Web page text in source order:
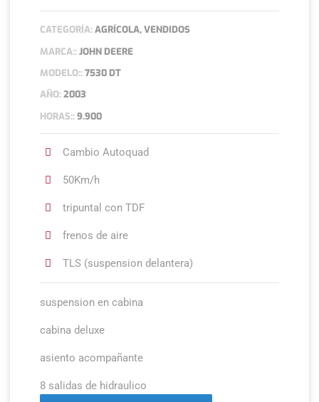
CATEGORÍA:AGRÍCOLA, VENDIDOS
MARCA::JOHN DEERE
MODELO::7530 DT
AÑO:2003
HORAS::9.900
Cambio Autoquad
50Km/h
tripuntal con TDF
frenos de aire
TLS (suspension delantera)
suspension en cabina
cabina deluxe
asiento acompañante
8 salidas de hidraulico